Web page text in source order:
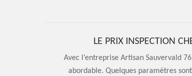
LE PRIX INSPECTION
Avec l’entreprise Artisan Sauvervald
abordable. Quelques paramètres